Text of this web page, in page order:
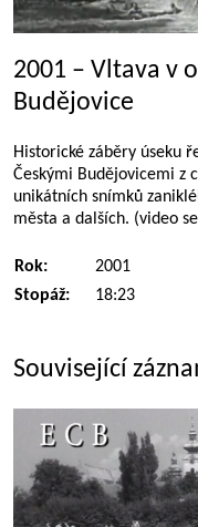
2001 – Vltava v
Budějovice
Historické záběry úseku
Českými Budějovicemi z
unikátních snímků
města a dalších. (video
Rok:
2001
Stopáž:
18:23
Související